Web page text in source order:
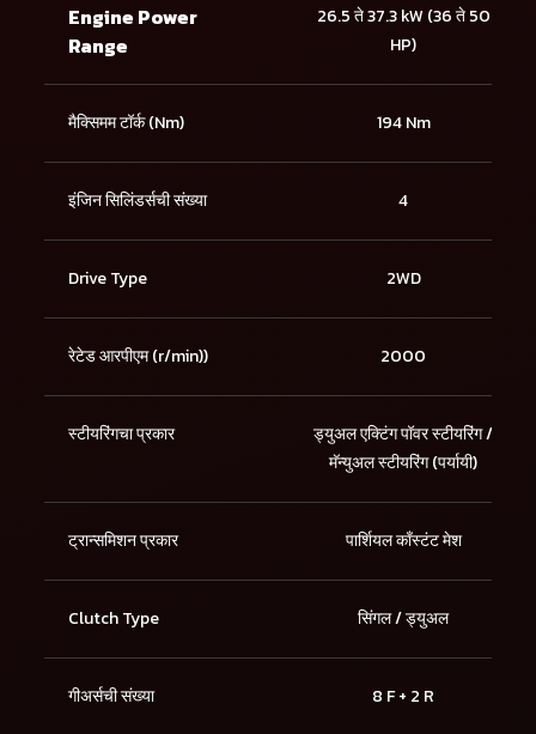
Engine Power
Range
26.5 ते 37.3 kW (36 ते 50
HP)
मैक्सिमम टॉर्क (Nm) 194 Nm
इंजिन सिलिंडर्सची संख्या 4
Drive Type 2WD
रेटेड आरपीएम (r/min)) 2000
स्टीयरिंगचा प्रकार
ड्युअल एक्टिंग पॉवर स्टीयरिंग /
मॅन्युअल स्टीयरिंग (पर्यायी)
ट्रान्समिशन प्रकार पार्शियल काँस्टंट मेश
Clutch Type सिंगल / ड्युअल
गीअर्सची संख्या 8 F + 2 R